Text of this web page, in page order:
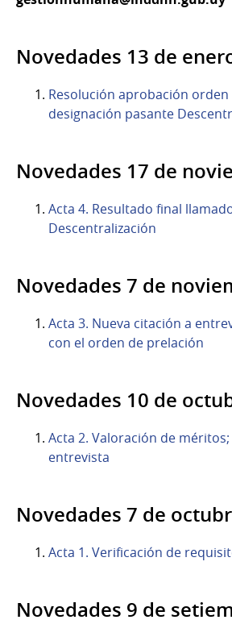
Novedades 13 de
Resolución aprobación
designación pasante
Novedades 17 de
Acta 4. Resultado final
Descentralización
Novedades 7 de
Acta 3. Nueva citación a
con el orden de prelación
Novedades 10 de
Acta 2. Valoración de
entrevista
Novedades 7 de
Acta 1. Verificación de
Novedades 9 de